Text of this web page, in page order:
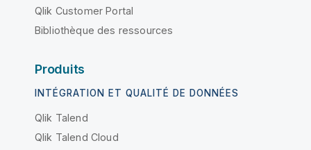
Qlik Customer Portal
Bibliothèque des ressources
Produits
INTÉGRATION ET QUALITÉ DE DONNÉES
Qlik Talend
Qlik Talend Cloud